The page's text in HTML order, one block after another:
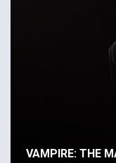
VAMPIRE: THE